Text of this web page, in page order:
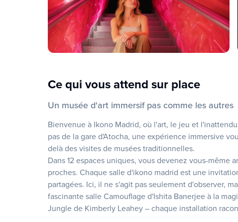
Ce qui vous attend sur place
Un musée d'art immersif pas comme les autres
Bienvenue à Ikono Madrid, où l'art, le jeu et
pas de la gare d'Atocha, une expérience immersive
delà des visites de musées traditionnelles.
Dans 12 espaces uniques, vous devenez vous-
proches. Chaque salle d'ikono madrid est une
partagées. Ici, il ne s'agit pas seulement d'observer,
fascinante salle Camouflage d'Ishita Banerjee à la
Jungle de Kimberly Leahey – chaque installation